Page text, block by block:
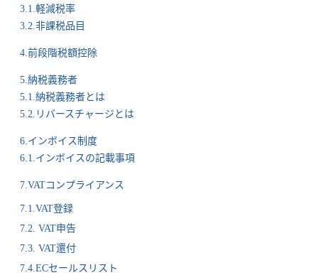
3.1.軽減税率
3.2.非課税品目
4.前段階税額控除
5.納税義務者
5.1.納税義務者とは
5.2.リバースチャージとは
6.インボイス制度
6.1.インボイスの記載事項
7.VATコンプライアンス
7.1.VAT登録
7.2. VAT申告
7.3. VAT還付
7.4.ECセールスリスト